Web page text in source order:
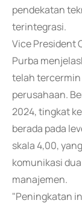
pendekatan
terintegrasi.
Vice President
Purba
telah tercermin
perusahaan.
2024, tingkat
berada pada
skala 4,00,
komunikasi
manajemen.
"Peningkatan